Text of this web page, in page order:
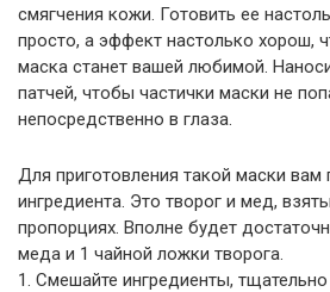
смягчения кожи. Готовить ее
просто, а эффект настолько хорош,
маска станет вашей любимой.
патчей, чтобы частички маски не
непосредственно в глаза.
Для приготовления такой маски вам
ингредиента. Это творог и мед,
пропорциях. Вполне будет
меда и 1 чайной ложки творога.
1. Смешайте ингредиенты,